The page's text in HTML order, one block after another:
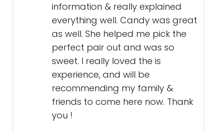
information & really explained
everything well. Candy was great
as well. She helped me pick the
perfect pair out and was so
sweet. I really loved the is
experience, and will be
recommending my family &
friends to come here now. Thank
you !